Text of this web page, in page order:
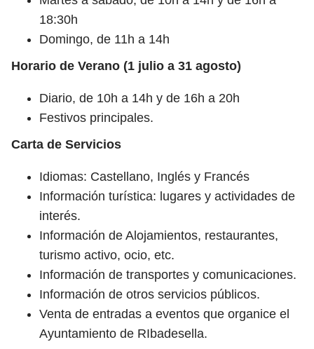
18:30h
Domingo, de 11h a 14h
Horario de Verano (1 julio a 31 agosto)
Diario, de 10h a 14h y de 16h a 20h
Festivos principales.
Carta de Servicios
Idiomas: Castellano, Inglés y Francés
Información turística: lugares y actividades de
interés.
Información de Alojamientos, restaurantes,
turismo activo, ocio, etc.
Información de transportes y comunicaciones.
Información de otros servicios públicos.
Venta de entradas a eventos que organice el
Ayuntamiento de RIbadesella.